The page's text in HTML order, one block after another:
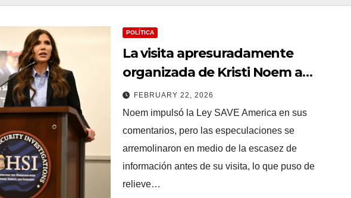
POLÍTICA
La visita apresuradamente
organizada de Kristi Noem a
Arizona aviva los rumores a raíz de
las acciones sin precedentes de los
federales
FEBRUARY 22, 2026
Noem impulsó la Ley SAVE America en sus
comentarios, pero las especulaciones se
arremolinaron en medio de la escasez de
información antes de su visita, lo que puso de
relieve…